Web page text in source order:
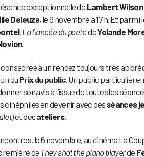
exceptionnelle de Lambert Wilson
Deleuze, le 9 novembre à 17 h. Et
, La fiancée du poètedeYolande
.
à un rendez toujours très
du Prix du public. Un public
son avis à l’issue de toutes les
cinéphiles en devenir avec des séances
) et des ateliers.
le 6 novembre, au cinéma La
de They shot the piano playerde